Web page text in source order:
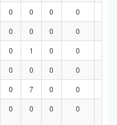
0 0 0 0
0 0 0 0
0 1 0 0
0 0 0 0
0 7 0 0
0 0 0 0